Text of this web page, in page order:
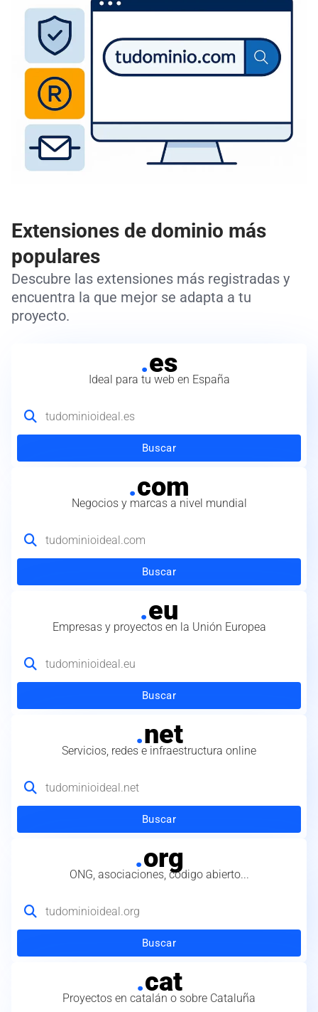
Extensiones de dominio más
populares
Descubre las extensiones más registradas y
encuentra la que mejor se adapta a tu
proyecto.
.es
Ideal para tu web en España
Buscar
.com
Negocios y marcas a nivel mundial
Buscar
.eu
Empresas y proyectos en la Unión Europea
Buscar
.net
Servicios, redes e infraestructura online
Buscar
.org
ONG, asociaciones, código abierto...
Buscar
.cat
Proyectos en catalán o sobre Cataluña